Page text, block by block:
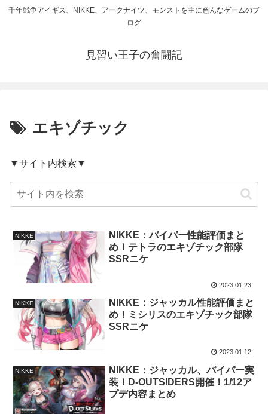
千年戦争アイギス、NIKKE、アークナイツ、モンストを主に色んなゲームのブ
ログ
見習い王子の奮闘記
エキゾチック
▼サイト内検索▼
NIKKE
NIKKE：バイパー性能評価まと
め！テトラのエキゾチック部隊
SSRニケ
2023.01.23
NIKKE
NIKKE：ジャッカル性能評価まと
め！ミシリスのエキゾチック部隊
SSRニケ
2023.01.12
NIKKE
NIKKE：ジャッカル、バイパー実
装！D-OUTSIDERS開催！1/12ア
プデ内容まとめ